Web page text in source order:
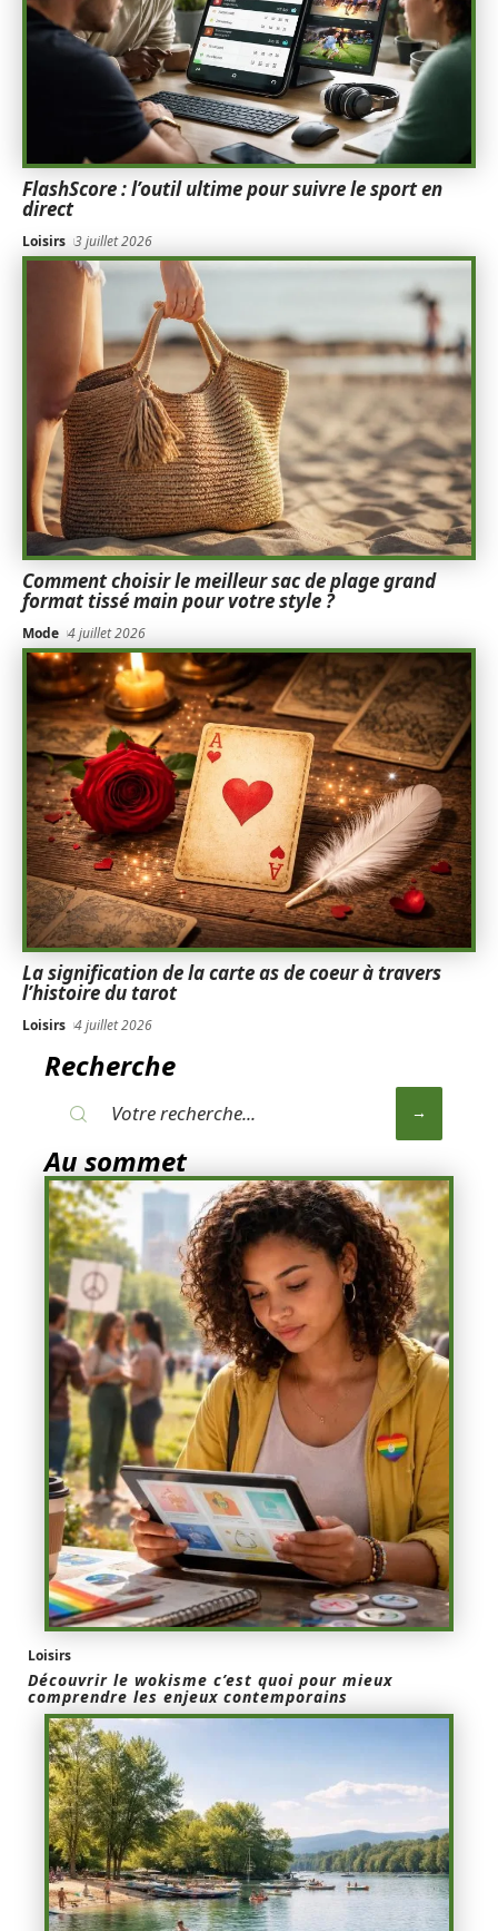
FlashScore : l’outil ultime pour suivre le sport en
direct
Loisirs 3 juillet 2026
Comment choisir le meilleur sac de plage grand
format tissé main pour votre style ?
Mode 4 juillet 2026
La signification de la carte as de coeur à travers
l’histoire du tarot
Loisirs 4 juillet 2026
Recherche
Au sommet
Loisirs
Découvrir le wokisme c’est quoi pour mieux
comprendre les enjeux contemporains